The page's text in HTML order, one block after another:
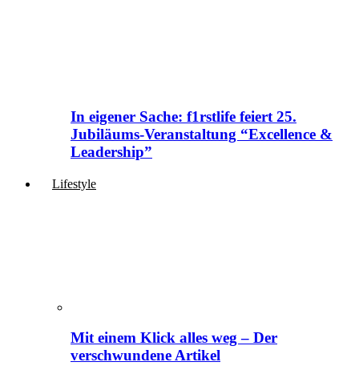
In eigener Sache: f1rstlife feiert 25.
Jubiläums-Veranstaltung “Excellence &
Leadership”
Lifestyle
Mit einem Klick alles weg – Der
verschwundene Artikel